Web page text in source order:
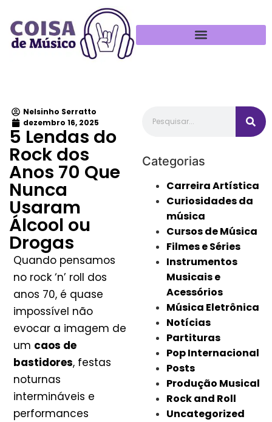
Nelsinho Serratto
dezembro 16, 2025
5 Lendas do
Rock dos
Anos 70 Que
Nunca
Usaram
Álcool ou
Drogas
Quando pensamos
no rock ‘n’ roll dos
anos 70, é quase
impossível não
evocar a imagem de
um caos de
bastidores, festas
noturnas
intermináveis e
performances
Categorias
Carreira Artística
Curiosidades da
música
Cursos de Música
Filmes e Séries
Instrumentos
Musicais e
Acessórios
Música Eletrônica
Notícias
Partituras
Pop Internacional
Posts
Produção Musical
Rock and Roll
Uncategorized